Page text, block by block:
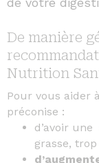
De manière
Nutrition
Pour vous aider
préconise :
d’avoir une
grasse,